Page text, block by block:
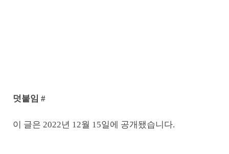
덧붙임 #
이 글은 2022년 12월 15일에 공개됐습니다.